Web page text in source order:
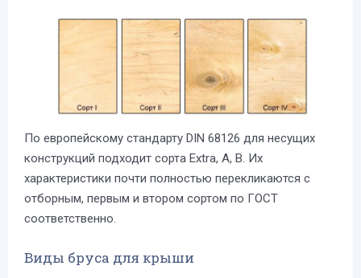
По европейскому стандарту DIN 68126 для несущих
конструкций подходит сорта Extra, A, B. Их
характеристики почти полностью перекликаются с
отборным, первым и втором сортом по ГОСТ
соответственно.
Виды бруса для крыши